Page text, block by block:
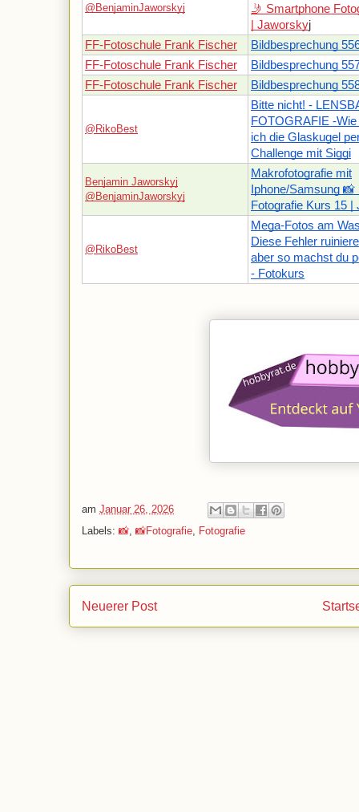
@BenjaminJaworskyj
🤳 Smartphone
| Jaworskyj
FF-Fotoschule Frank Fischer
Bildbesprechung
FF-Fotoschule Frank Fischer
Bildbesprechung
FF-Fotoschule Frank Fischer
Bildbesprechung
@RikoBest
Bitte nicht! -
FOTOGRAFIE -Wie
ich die Glaskugel
Challenge mit Siggi
Benjamin Jaworskyj
@BenjaminJaworskyj
Makrofotografie mit
Iphone/Samsung 📸
Fotografie Kurs 15 |
@RikoBest
Mega-Fotos am
Diese Fehler
aber so machst du
- Fotokurs
am Januar 26, 2026
Labels: 📸 📸Fotografie Fotografie
Neuerer Post